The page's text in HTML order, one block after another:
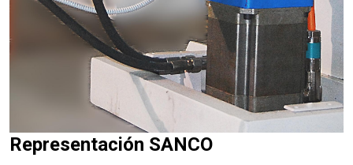
Representación SANCO